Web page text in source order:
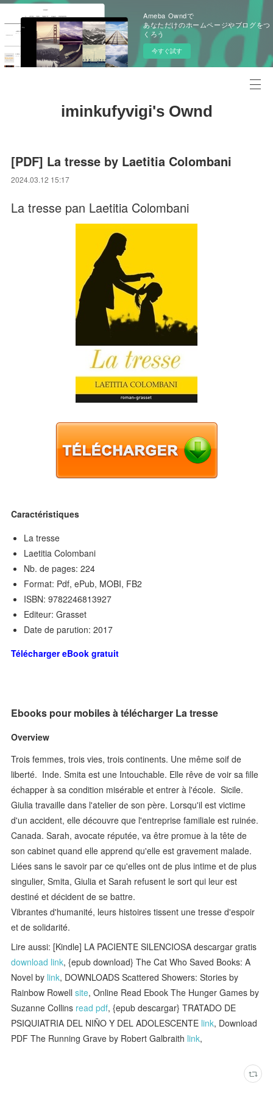
Ameba Owndで
あなただけのホームページやブログをつ
くろう
今すぐ試す
iminkufyvigi's Ownd
[PDF] La tresse by Laetitia Colombani
2024.03.12 15:17
La tresse pan Laetitia Colombani
Caractéristiques
La tresse
Laetitia Colombani
Nb. de pages: 224
Format: Pdf, ePub, MOBI, FB2
ISBN: 9782246813927
Editeur: Grasset
Date de parution: 2017
Télécharger eBook gratuit
Ebooks pour mobiles à télécharger La tresse
Overview
Trois femmes, trois vies, trois continents. Une même soif de
liberté. Inde. Smita est une Intouchable. Elle rêve de voir sa fille
échapper à sa condition misérable et entrer à l'école. Sicile.
Giulia travaille dans l'atelier de son père. Lorsqu'il est victime
d'un accident, elle découvre que l'entreprise familiale est ruinée.
Canada. Sarah, avocate réputée, va être promue à la tête de
son cabinet quand elle apprend qu'elle est gravement malade.
Liées sans le savoir par ce qu'elles ont de plus intime et de plus
singulier, Smita, Giulia et Sarah refusent le sort qui leur est
destiné et décident de se battre.
Vibrantes d'humanité, leurs histoires tissent une tresse d'espoir
et de solidarité.
Lire aussi: [Kindle] LA PACIENTE SILENCIOSA descargar gratis
download link, {epub download} The Cat Who Saved Books: A
Novel by link, DOWNLOADS Scattered Showers: Stories by
Rainbow Rowellsite, Online Read Ebook The Hunger Games by
Suzanne Collins read pdf, {epub descargar} TRATADO DE
PSIQUIATRIA DEL NIÑO Y DEL ADOLESCENTE link, Download
PDF The Running Grave by Robert Galbraith link,